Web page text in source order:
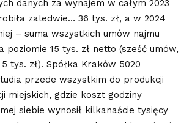
danych za wynajem w całym 2023
zaledwie… 36 tys. zł, a w 2024
– suma wszystkich umów najmu
poziomie 15 tys. zł netto (sześć umów,
tys. zł). Spółka Kraków 5020
przede wszystkim do produkcji
miejskich, gdzie koszt godziny
siebie wynosił kilkanaście tysięcy